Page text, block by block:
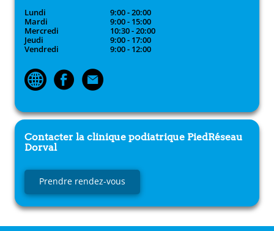
Lundi
9:00 - 20:00
Mardi
9:00 - 15:00
Mercredi
10:30 - 20:00
Jeudi
9:00 - 17:00
Vendredi
9:00 - 12:00
Contacter la clinique podiatrique PiedRéseau
Dorval
Prendre rendez-vous